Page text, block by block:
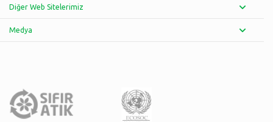
Diğer Web Sitelerimiz
Medya